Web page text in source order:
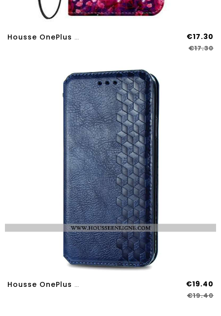
Housse OnePlus Nord 4 Papillons Rouges €17.30
€17.30
Housse OnePlus Nord 4 Effet Daim Frise €19.40
€19.40